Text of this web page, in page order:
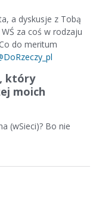
a dyskusje z Tobą
za coś w rodzaju
do meritum
który
moich
(wSieci)? Bo nie